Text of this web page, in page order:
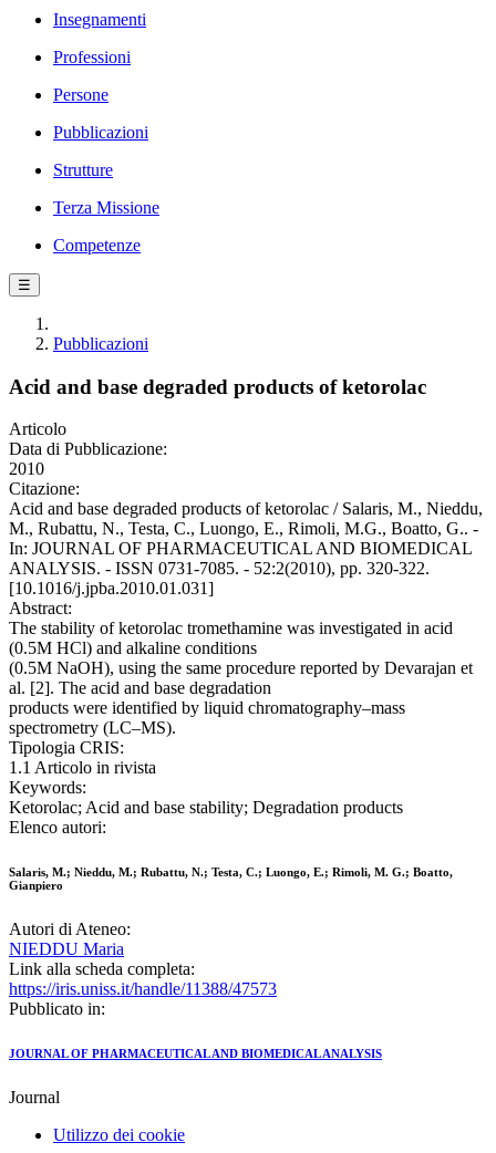
Insegnamenti
Professioni
Persone
Pubblicazioni
Strutture
Terza Missione
Competenze
☰
Pubblicazioni
Acid and base degraded products of ketorolac
Articolo
Data di Pubblicazione:
2010
Citazione:
Acid and base degraded products of ketorolac / Salaris, M., Nieddu,
M., Rubattu, N., Testa, C., Luongo, E., Rimoli, M.G., Boatto, G.. -
In: JOURNAL OF PHARMACEUTICAL AND BIOMEDICAL
ANALYSIS. - ISSN 0731-7085. - 52:2(2010), pp. 320-322.
[10.1016/j.jpba.2010.01.031]
Abstract:
The stability of ketorolac tromethamine was investigated in acid
(0.5M HCl) and alkaline conditions
(0.5M NaOH), using the same procedure reported by Devarajan et
al. [2]. The acid and base degradation
products were identified by liquid chromatography–mass
spectrometry (LC–MS).
Tipologia CRIS:
1.1 Articolo in rivista
Keywords:
Ketorolac; Acid and base stability; Degradation products
Elenco autori:
Salaris, M.; Nieddu, M.; Rubattu, N.; Testa, C.; Luongo, E.; Rimoli, M. G.; Boatto,
Gianpiero
Autori di Ateneo:
NIEDDU Maria
Link alla scheda completa:
https://iris.uniss.it/handle/11388/47573
Pubblicato in:
JOURNAL OF PHARMACEUTICAL AND BIOMEDICAL ANALYSIS
Journal
Utilizzo dei cookie